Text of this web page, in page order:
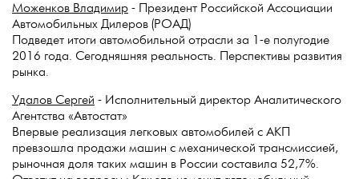
Моженков Владимир - Президент Российской Ассоциации
Автомобильных Дилеров (РОАД)
Подведет итоги автомобильной отрасли за 1-е полугодие
2016 года. Сегодняшняя реальность. Перспективы развития
рынка.
Удалов Сергей - Исполнительный директор Аналитического
Агентства «Автостат»
Впервые реализация легковых автомобилей с АКП
превзошла продажи машин с механической трансмиссией,
рыночная доля таких машин в России составила 52,7%.